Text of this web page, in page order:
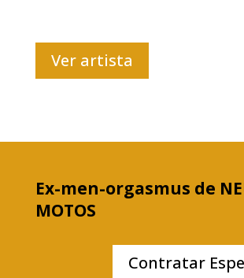
Ver artista
Ex-men-orgasmus de
MOTOS
Contratar